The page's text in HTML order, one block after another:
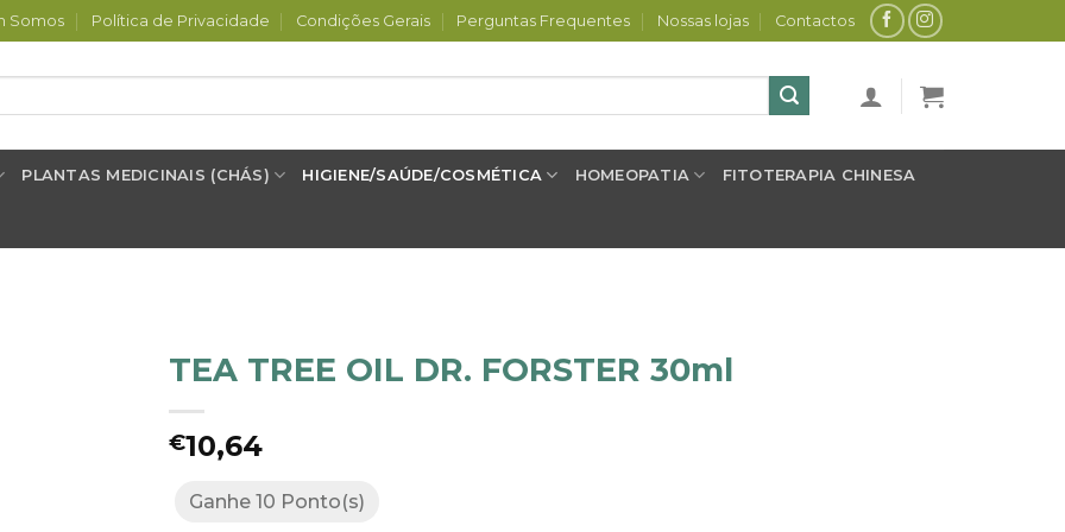
Somos Política de Privacidade Condições Gerais Perguntas Frequentes Nossas lojas Contactos
PLANTAS MEDICINAIS (CHÁS) HIGIENE/SAÚDE/COSMÉTICA HOMEOPATIA FITOTERAPIA CHINESA
TEA TREE OIL DR. FORSTER 30ml
€10,64
Ganhe 10 Ponto(s)